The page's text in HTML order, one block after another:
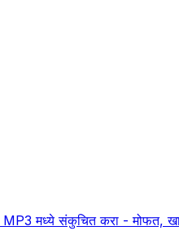
मध्ये संकुचित करा - मोफत,